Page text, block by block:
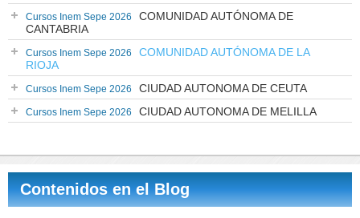
Cursos Inem Sepe 2026
COMUNIDAD AUTÓNOMA DE
CANTABRIA
Cursos Inem Sepe 2026
COMUNIDAD AUTÓNOMA DE LA
RIOJA
Cursos Inem Sepe 2026 CIUDAD AUTONOMA DE CEUTA
Cursos Inem Sepe 2026 CIUDAD AUTONOMA DE MELILLA
Contenidos en el Blog